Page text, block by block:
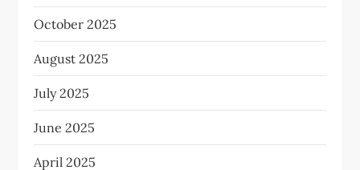
October 2025
August 2025
July 2025
June 2025
April 2025